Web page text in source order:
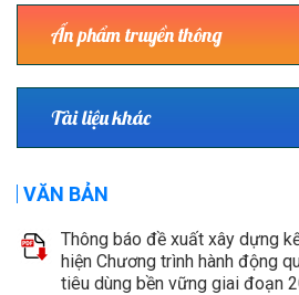
Ấn phẩm truyền thông
Tài liệu khác
VĂN BẢN
Thông báo đề xuất xây dựng
hiện Chương trình hành động
tiêu dùng bền vững giai đoạn